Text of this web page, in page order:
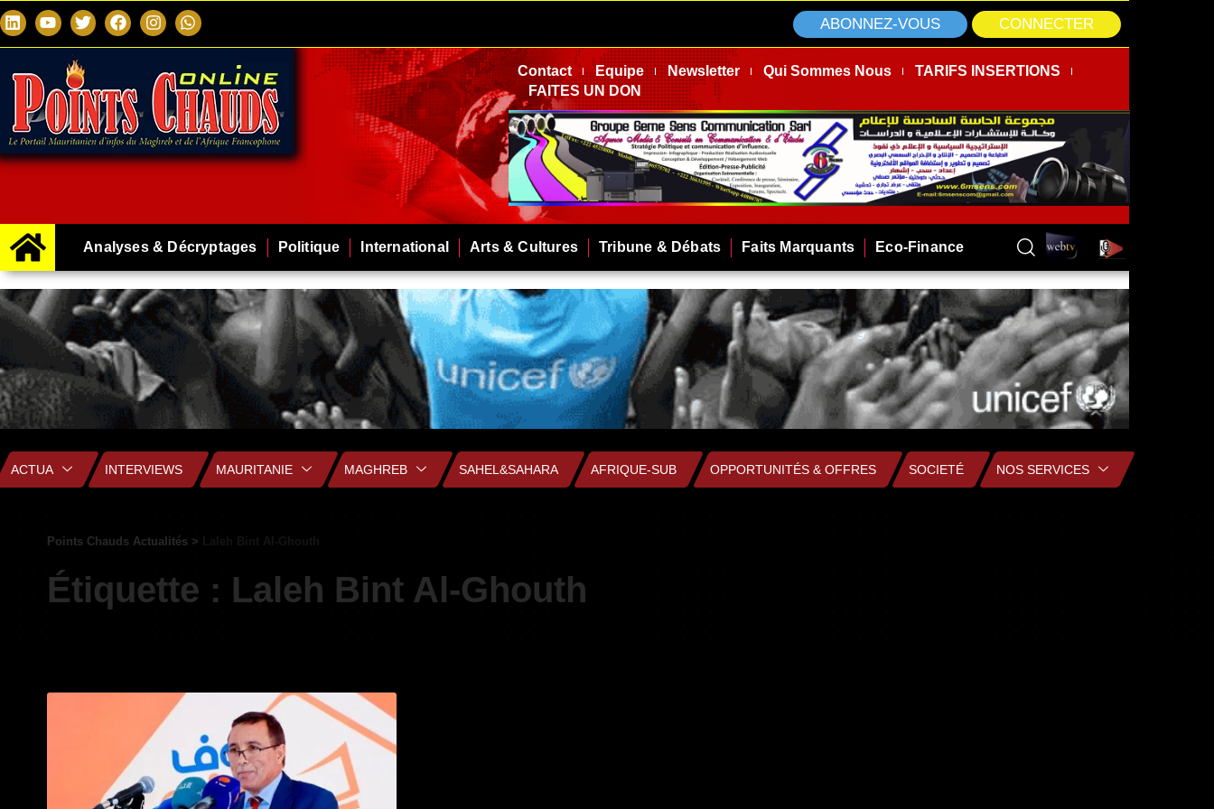
ABONNEZ-VOUS CONNECTER
Contact Equipe Newsletter Qui Sommes Nous
TARIFS INSERTIONS
FAITES UN DON
Analyses & Décryptages Politique International Arts & Cultures Tribune & Débats Faits Marquants Eco-Finance
ACTUA INTERVIEWS MAURITANIE MAGHREB SAHEL&SAHARA AFRIQUE-SUB OPPORTUNITÉS & OFFRES SOCIETÉ NOS SERVICES
Points Chauds Actualités >
Étiquette : Laleh Bint Al-Ghouth